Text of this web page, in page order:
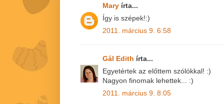
Mary írta...
Így is szépek!:)
2011. március 9. 6:58
Gál Edith írta...
Egyetértek az előttem szólókkal! :)
Nagyon finomak lehettek... :)
2011. március 9. 8:05